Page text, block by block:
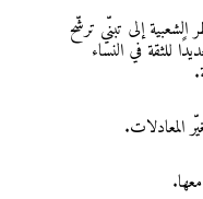
إلى تبنّي ترشّح
للثقة في النساء
المعادلات.